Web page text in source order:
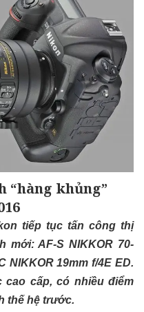
“hàng khủng”
tiếp tục tấn công thị
AF-S NIKKOR 70-
NIKKOR 19mm f/4E ED.
cao cấp, có nhiều điểm
thế hệ trước.